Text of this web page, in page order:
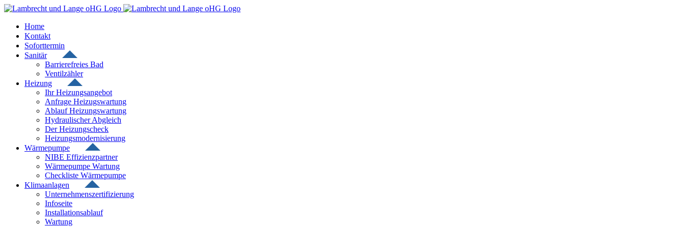
Zum
springenHome
Kontakt
Soforttermin
Sanitär
Barrierefreies Bad
Ventilzähler
Heizung
Ihr Heizungsangebot
Anfrage Heizugswartung
Ablauf Heizungswartung
Hydraulischer Abgleich
Der Heizungscheck
Heizungsmodernisierung
Wärmepumpe
NIBE Effizienzpartner
Wärmepumpe Wartung
Checkliste Wärmepumpe
Klimaanlagen
Unternehmenszertifizierung
Infoseite
Installationsablauf
Wartung